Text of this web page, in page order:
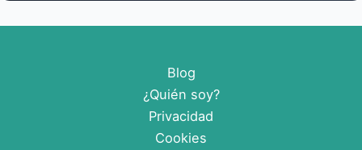
Blog
¿Quién soy?
Privacidad
Cookies